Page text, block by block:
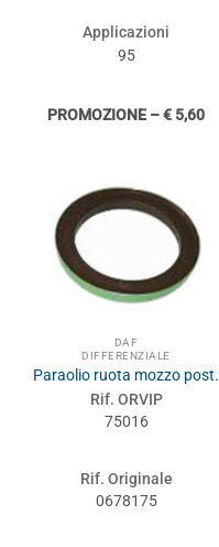
Applicazioni
95
PROMOZIONE – € 5,60
DAF
DIFFERENZIALE
Paraolio ruota mozzo post.
Rif. ORVIP
75016
Rif. Originale
0678175